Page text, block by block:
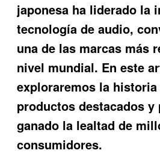
japonesa ha liderado la
tecnología de audio,
una de las marcas más
nivel mundial. En este
exploraremos la
productos destacados y
ganado la lealtad de
consumidores.